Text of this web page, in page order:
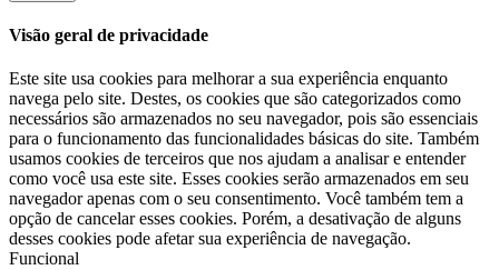
Visão geral de privacidade
Este site usa cookies para melhorar a sua experiência enquanto
navega pelo site. Destes, os cookies que são categorizados como
necessários são armazenados no seu navegador, pois são essenciais
para o funcionamento das funcionalidades básicas do site. Também
usamos cookies de terceiros que nos ajudam a analisar e entender
como você usa este site. Esses cookies serão armazenados em seu
navegador apenas com o seu consentimento. Você também tem a
opção de cancelar esses cookies. Porém, a desativação de alguns
desses cookies pode afetar sua experiência de navegação.
Funcional